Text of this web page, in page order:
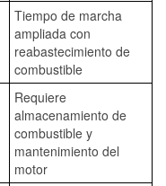
Tiempo de marcha
ampliada con
reabastecimiento de
combustible
Requiere
almacenamiento de
combustible y
mantenimiento del
motor